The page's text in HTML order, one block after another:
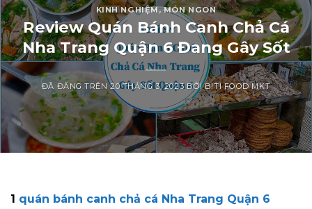
KINH NGHIỆM,MÓN NGON
Review Quán Bánh Canh Chả Cá
Nha Trang Quận 6 Đang Gây Sốt
ĐÃ ĐĂNG TRÊN20 THÁNG 3, 2023 BỞIBITI FOOD MKT
1 quán bánh canh chả cá Nha Trang Quận 6